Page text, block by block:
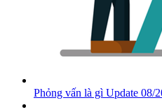
Phỏng vấn là gì Update 08/